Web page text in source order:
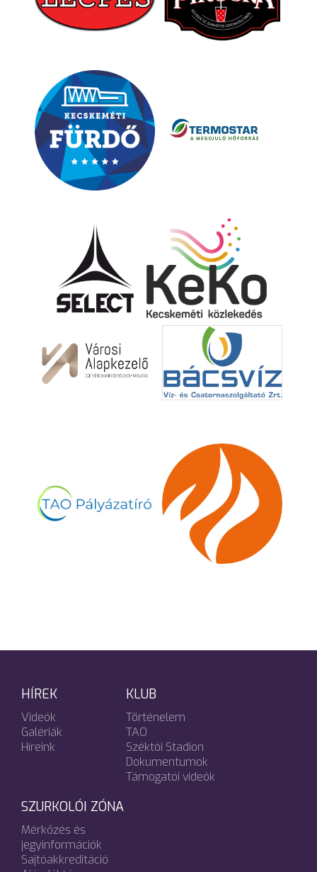
HÍREK
Videók
Galériák
Híreink
KLUB
Történelem
TAO
Széktói Stadion
Dokumentumok
Támogatói videók
SZURKOLÓI ZÓNA
Mérkőzés és
jegyinformációk
Sajtóakkreditáció